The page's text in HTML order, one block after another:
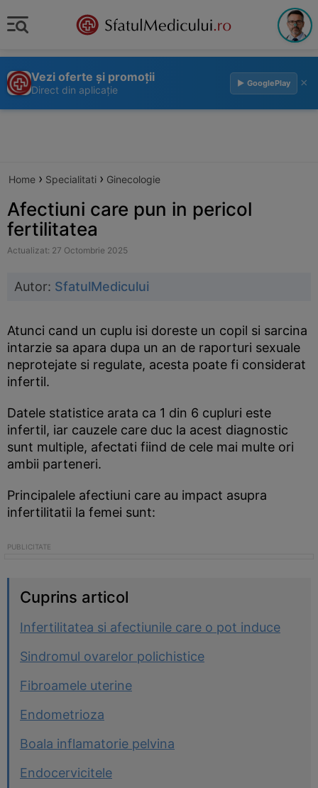
Vezi oferte și promoții
Direct din aplicație
▶ GooglePlay ×
Home › Specialitati › Ginecologie
Afectiuni care pun in pericol
fertilitatea
Actualizat: 27 Octombrie 2025
Autor: SfatulMedicului
Atunci cand un cuplu isi doreste un copil si sarcina
intarzie sa apara dupa un an de raporturi sexuale
neprotejate si regulate, acesta poate fi considerat
infertil.
Datele statistice arata ca 1 din 6 cupluri este
infertil, iar cauzele care duc la acest diagnostic
sunt multiple, afectati fiind de cele mai multe ori
ambii parteneri.
Principalele afectiuni care au impact asupra
infertilitatii la femei sunt:
Cuprins articol
Infertilitatea si afectiunile care o pot induce
Sindromul ovarelor polichistice
Fibroamele uterine
Endometrioza
Boala inflamatorie pelvina
Endocervicitele